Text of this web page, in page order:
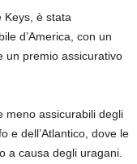
Keys, è stata
d’America, con un
un premio assicurativo
meno assicurabili degli
e dell’Atlantico, dove le
a causa degli uragani.